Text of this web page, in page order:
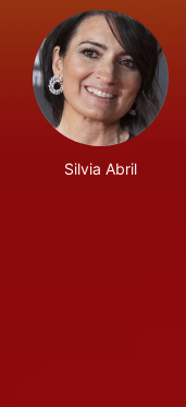
Silvia Abril